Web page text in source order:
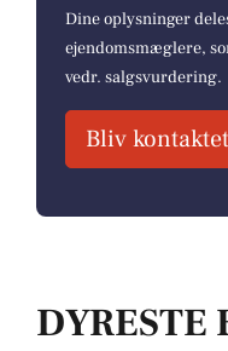
Dine oplysninger
ejendomsmæglere,
vedr. salgsvurdering.
Bliv kontaktet
DYRESTE